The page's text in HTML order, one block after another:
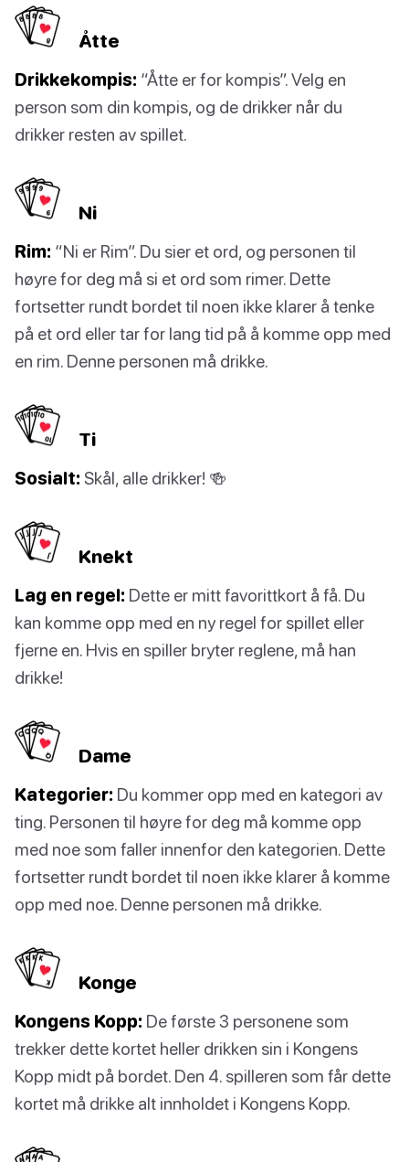
Åtte
Drikkekompis: “Åtte er for kompis”. Velg en
person som din kompis, og de drikker når du
drikker resten av spillet.
Ni
Rim: “Ni er Rim”. Du sier et ord, og personen til
høyre for deg må si et ord som rimer. Dette
fortsetter rundt bordet til noen ikke klarer å tenke
på et ord eller tar for lang tid på å komme opp med
en rim. Denne personen må drikke.
Ti
Sosialt: Skål, alle drikker! 🍻
Knekt
Lag en regel: Dette er mitt favorittkort å få. Du
kan komme opp med en ny regel for spillet eller
fjerne en. Hvis en spiller bryter reglene, må han
drikke!
Dame
Kategorier: Du kommer opp med en kategori av
ting. Personen til høyre for deg må komme opp
med noe som faller innenfor den kategorien. Dette
fortsetter rundt bordet til noen ikke klarer å komme
opp med noe. Denne personen må drikke.
Konge
Kongens Kopp: De første 3 personene som
trekker dette kortet heller drikken sin i Kongens
Kopp midt på bordet. Den 4. spilleren som får dette
kortet må drikke alt innholdet i Kongens Kopp.